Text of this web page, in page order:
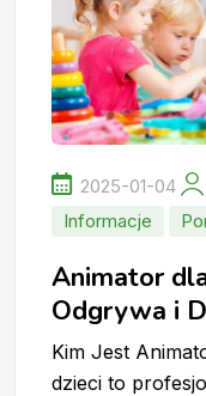
2025-01-04
Informacje
Animator
Odgrywa i
Wynająć?
Kim Jest
dzieci to